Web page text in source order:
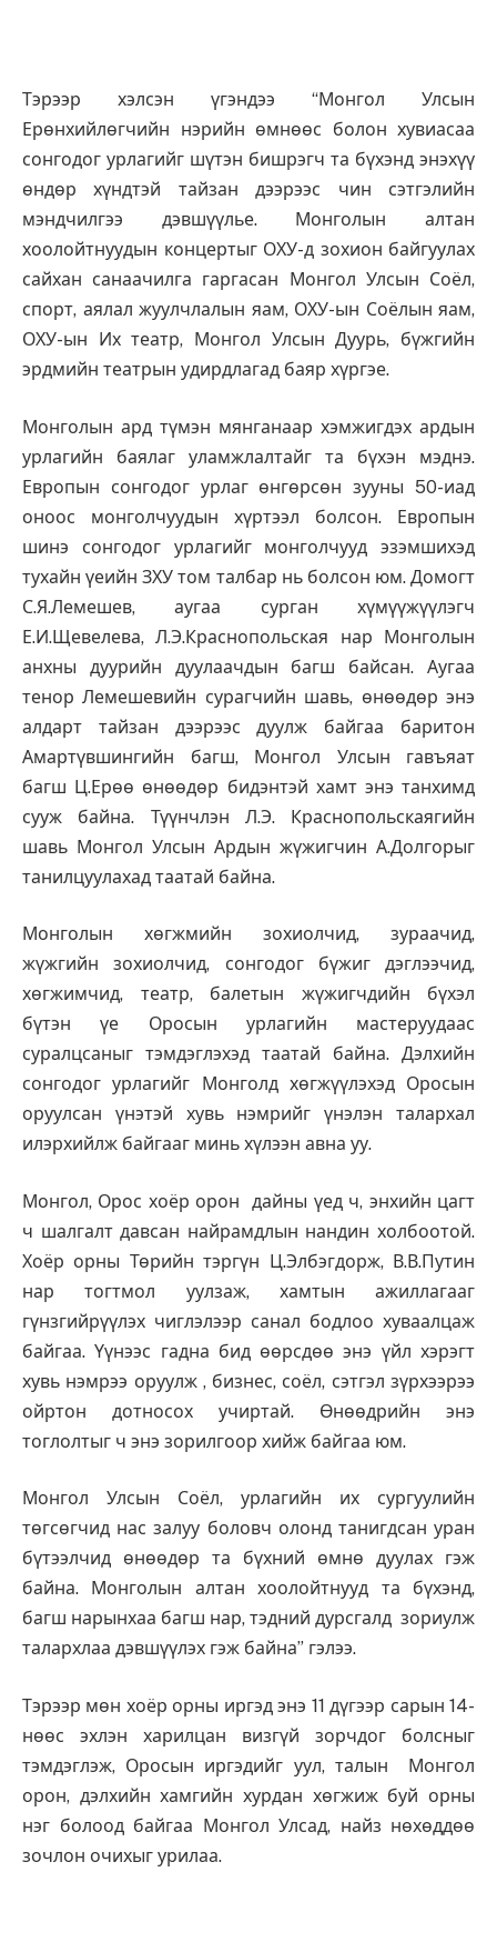
Тэрээр хэлсэн үгэндээ “Монгол Улсын
Ерөнхийлөгчийн нэрийн өмнөөс болон хувиасаа
сонгодог урлагийг шүтэн бишрэгч та бүхэнд энэхүү
өндөр хүндтэй тайзан дээрээс чин сэтгэлийн
мэндчилгээ дэвшүүлье. Монголын алтан
хоолойтнуудын концертыг ОХУ-д зохион байгуулах
сайхан санаачилга гаргасан Монгол Улсын Соёл,
спорт, аялал жуулчлалын яам, ОХУ-ын Соёлын яам,
ОХУ-ын Их театр, Монгол Улсын Дуурь, бүжгийн
эрдмийн театрын удирдлагад баяр хүргэе.
Монголын ард түмэн мянганаар хэмжигдэх ардын
урлагийн баялаг уламжлалтайг та бүхэн мэднэ.
Европын сонгодог урлаг өнгөрсөн зууны 50-иад
оноос монголчуудын хүртээл болсон. Европын
шинэ сонгодог урлагийг монголчууд эзэмшихэд
тухайн үеийн ЗХУ том талбар нь болсон юм. Домогт
С.Я.Лемешев, аугаа сурган хүмүүжүүлэгч
Е.И.Щевелева, Л.Э.Краснопольская нар Монголын
анхны дуурийн дуулаачдын багш байсан. Аугаа
тенор Лемешевийн сурагчийн шавь, өнөөдөр энэ
алдарт тайзан дээрээс дуулж байгаа баритон
Амартүвшингийн багш, Монгол Улсын гавъяат
багш Ц.Ерөө өнөөдөр бидэнтэй хамт энэ танхимд
сууж байна. Түүнчлэн Л.Э. Краснопольскаягийн
шавь Монгол Улсын Ардын жүжигчин А.Долгорыг
танилцуулахад таатай байна.
Монголын хөгжмийн зохиолчид, зураачид,
жүжгийн зохиолчид, сонгодог бүжиг дэглээчид,
хөгжимчид, театр, балетын жүжигчдийн бүхэл
бүтэн үе Оросын урлагийн мастеруудаас
суралцсаныг тэмдэглэхэд таатай байна. Дэлхийн
сонгодог урлагийг Монголд хөгжүүлэхэд Оросын
оруулсан үнэтэй хувь нэмрийг үнэлэн талархал
илэрхийлж байгааг минь хүлээн авна уу.
Монгол, Орос хоёр орон дайны үед ч, энхийн цагт
ч шалгалт давсан найрамдлын нандин холбоотой.
Хоёр орны Төрийн тэргүн Ц.Элбэгдорж, В.В.Путин
нар тогтмол уулзаж, хамтын ажиллагааг
гүнзгийрүүлэх чиглэлээр санал бодлоо хуваалцаж
байгаа. Үүнээс гадна бид өөрсдөө энэ үйл хэрэгт
хувь нэмрээ оруулж , бизнес, соёл, сэтгэл зүрхээрээ
ойртон дотносох учиртай. Өнөөдрийн энэ
тоглолтыг ч энэ зорилгоор хийж байгаа юм.
Монгол Улсын Соёл, урлагийн их сургуулийн
төгсөгчид нас залуу боловч олонд танигдсан уран
бүтээлчид өнөөдөр та бүхний өмнө дуулах гэж
байна. Монголын алтан хоолойтнууд та бүхэнд,
багш нарынхаа багш нар, тэдний дурсгалд зориулж
талархлаа дэвшүүлэх гэж байна” гэлээ.
Тэрээр мөн хоёр орны иргэд энэ 11 дүгээр сарын 14-
нөөс эхлэн харилцан визгүй зорчдог болсныг
тэмдэглэж, Оросын иргэдийг уул, талын Монгол
орон, дэлхийн хамгийн хурдан хөгжиж буй орны
нэг болоод байгаа Монгол Улсад, найз нөхөддөө
зочлон очихыг урилаа.